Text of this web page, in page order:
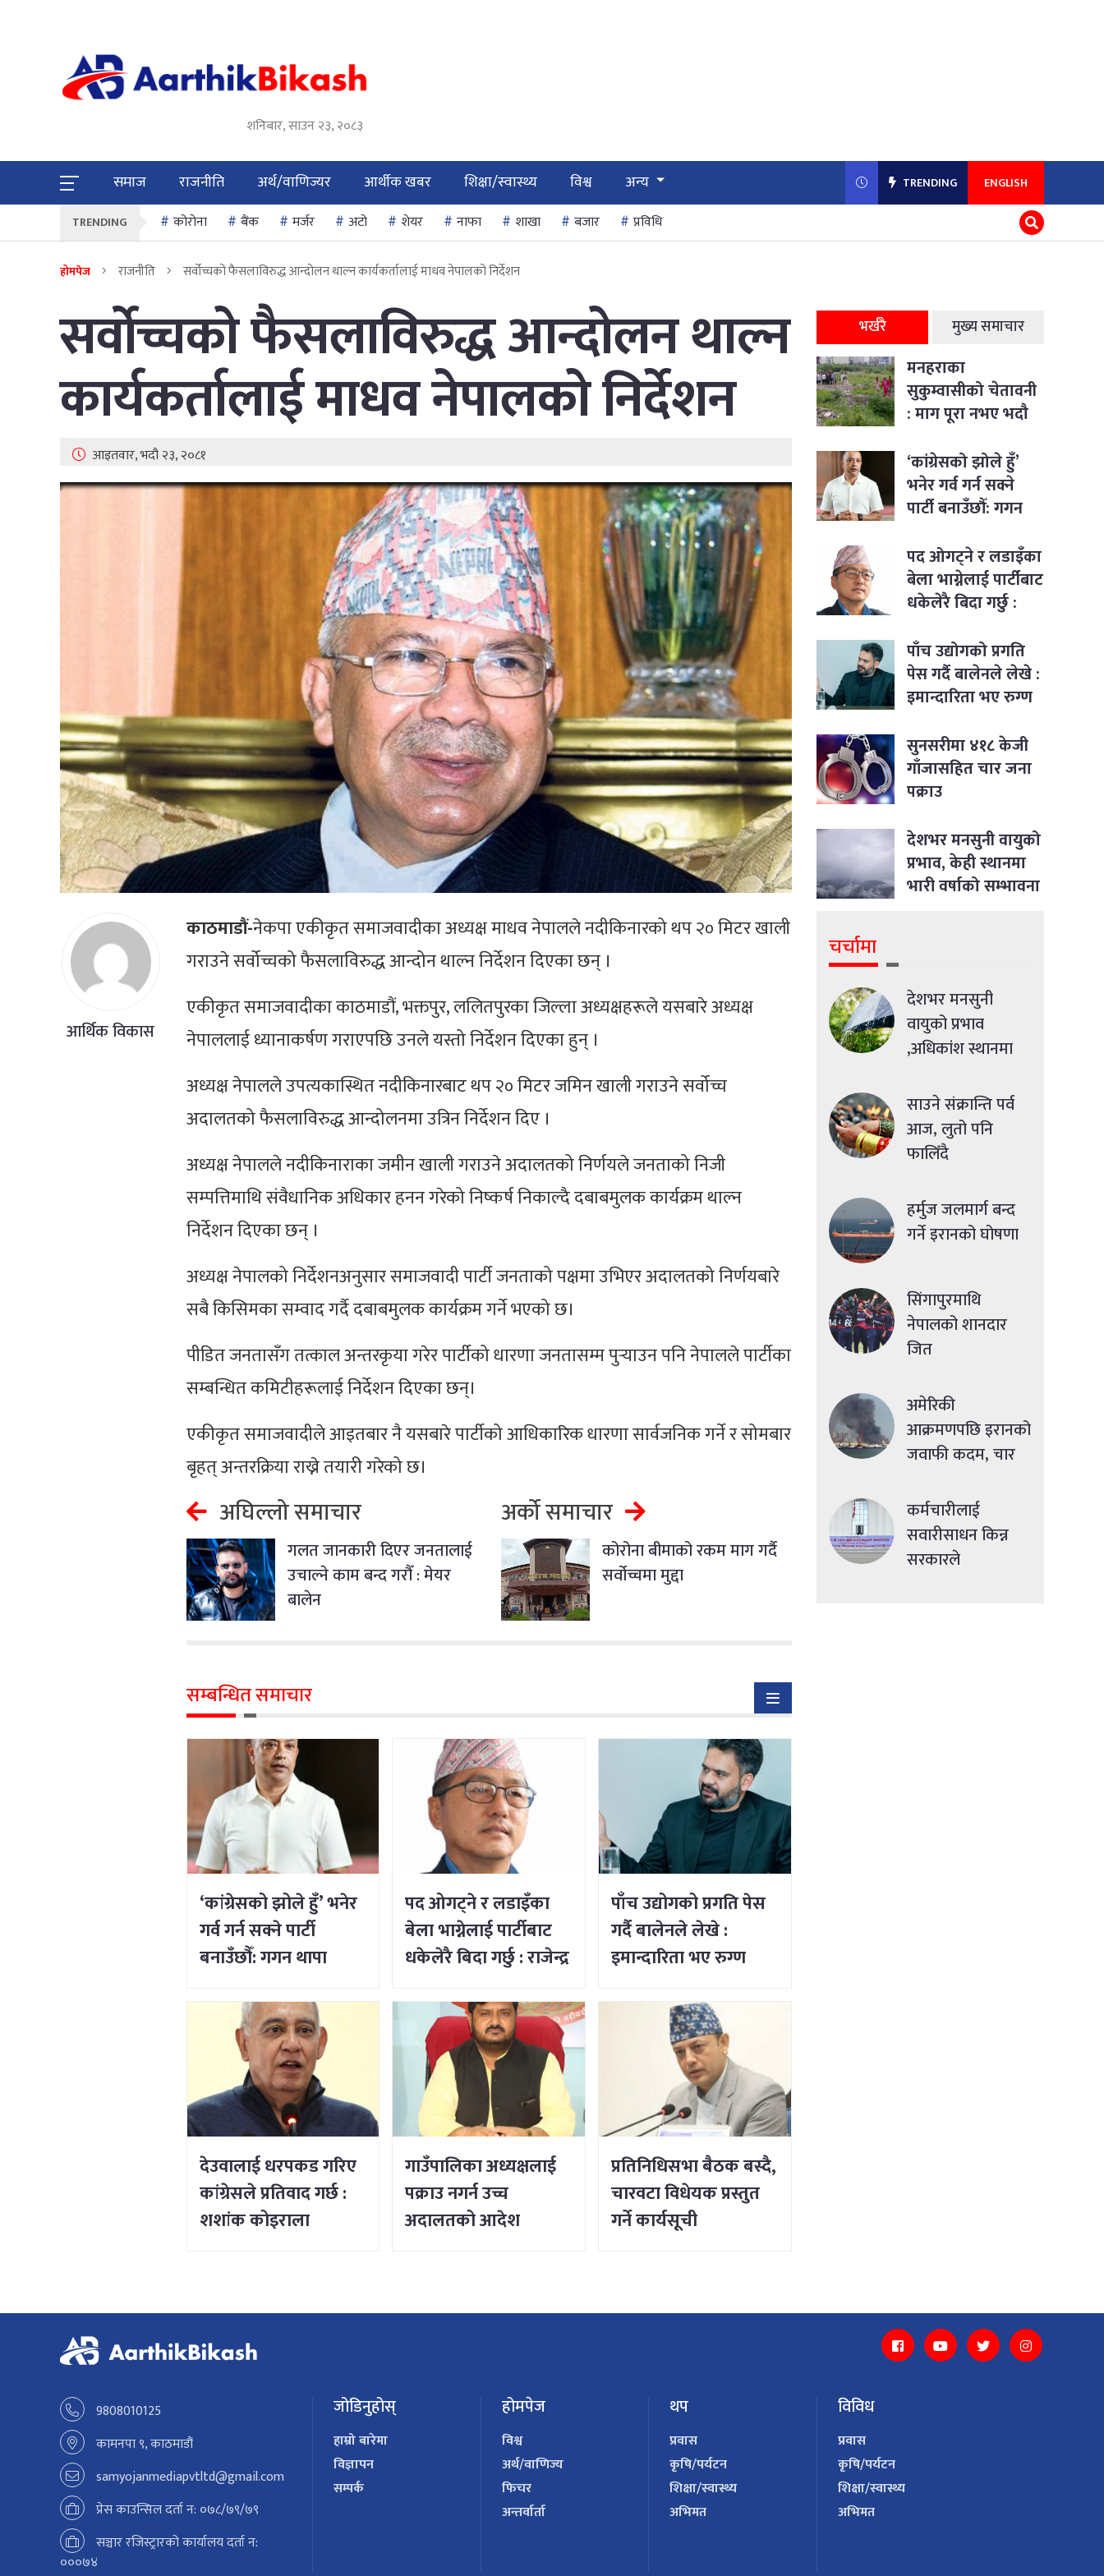
शनिबार, साउन २३, २०८३
समाज राजनीति अर्थ/वाणिज्यर आर्थीक खबर शिक्षा/स्वास्थ्य विश्व अन्य TRENDING ENGLISH
TRENDING कोरोना बैंक मर्जर अटो शेयर नाफा शाखा बजार प्रविधि
होमपेज राजनीति सर्वोच्चको फैसलाविरुद्ध आन्दोलन थाल्न कार्यकर्तालाई माधव नेपालको निर्देशन
सर्वोच्चको फैसलाविरुद्ध आन्दोलन थाल्न
कार्यकर्तालाई माधव नेपालको निर्देशन
आइतवार, भदौ २३, २०८१
आर्थिक विकास
काठमाडौं-नेकपा एकीकृत समाजवादीका अध्यक्ष माधव नेपालले नदीकिनारको थप २० मिटर खाली
गराउने सर्वोच्चको फैसलाविरुद्ध आन्दोन थाल्न निर्देशन दिएका छन् ।
एकीकृत समाजवादीका काठमाडौं, भक्तपुर, ललितपुरका जिल्ला अध्यक्षहरूले यसबारे अध्यक्ष
नेपाललाई ध्यानाकर्षण गराएपछि उनले यस्तो निर्देशन दिएका हुन् ।
अध्यक्ष नेपालले उपत्यकास्थित नदीकिनारबाट थप २० मिटर जमिन खाली गराउने सर्वोच्च
अदालतको फैसलाविरुद्ध आन्दोलनमा उत्रिन निर्देशन दिए ।
अध्यक्ष नेपालले नदीकिनाराका जमीन खाली गराउने अदालतको निर्णयले जनताको निजी
सम्पत्तिमाथि संवैधानिक अधिकार हनन गरेको निष्कर्ष निकाल्दै दबाबमुलक कार्यक्रम थाल्न
निर्देशन दिएका छन् ।
अध्यक्ष नेपालको निर्देशनअनुसार समाजवादी पार्टी जनताको पक्षमा उभिएर अदालतको निर्णयबारे
सबै किसिमका सम्वाद गर्दै दबाबमुलक कार्यक्रम गर्ने भएको छ।
पीडित जनतासँग तत्काल अन्तरकृया गरेर पार्टीको धारणा जनतासम्म पुर्‍याउन पनि नेपालले पार्टीका
सम्बन्धित कमिटीहरूलाई निर्देशन दिएका छन्।
एकीकृत समाजवादीले आइतबार नै यसबारे पार्टीको आधिकारिक धारणा सार्वजनिक गर्ने र सोमबार
बृहत् अन्तरक्रिया राख्ने तयारी गरेको छ।
अघिल्लो समाचार
गलत जानकारी दिएर जनतालाई
उचाल्ने काम बन्द गरौँ : मेयर
बालेन
अर्को समाचार
कोरोना बीमाको रकम माग गर्दै
सर्वोच्चमा मुद्दा
सम्बन्धित समाचार
‘कांग्रेसको झोले हुँ’ भनेर
गर्व गर्न सक्ने पार्टी
बनाउँछौँ: गगन थापा
पद ओगट्ने र लडाइँका
बेला भाग्नेलाई पार्टीबाट
धकेलेरै बिदा गर्छु : राजेन्द्र
पाँच उद्योगको प्रगति पेस
गर्दै बालेनले लेखे :
इमान्दारिता भए रुग्ण
भर्न सकिने रहेछ
देउवालाई धरपकड गरिए
कांग्रेसले प्रतिवाद गर्छ :
शशांक कोइराला
गाउँपालिका अध्यक्षलाई
पक्राउ नगर्न उच्च
अदालतको आदेश
प्रतिनिधिसभा बैठक बस्दै,
चारवटा विधेयक प्रस्तुत
गर्ने कार्यसूची
भर्खरै मुख्य समाचार
मनहराका
सुकुम्वासीको चेतावनी
: माग पूरा नभए भदौ
‘कांग्रेसको झोले हुँ’
भनेर गर्व गर्न सक्ने
पार्टी बनाउँछौँ: गगन
पद ओगट्ने र लडाइँका
बेला भाग्नेलाई पार्टीबाट
धकेलेरै बिदा गर्छु :
पाँच उद्योगको प्रगति
पेस गर्दै बालेनले लेखे :
इमान्दारिता भए रुग्ण
जीवन भर्न सकिने रहेछ
सुनसरीमा ४१८ केजी
गाँजासहित चार जना
पक्राउ
देशभर मनसुनी वायुको
प्रभाव, केही स्थानमा
भारी वर्षाको सम्भावना
चर्चामा
देशभर मनसुनी
वायुको प्रभाव
,अधिकांश स्थानमा
साउने संक्रान्ति पर्व
आज, लुतो पनि
फालिँदै
हर्मुज जलमार्ग बन्द
गर्ने इरानको घोषणा
सिंगापुरमाथि
नेपालको शानदार
जित
अमेरिकी
आक्रमणपछि इरानको
जवाफी कदम, चार
कर्मचारीलाई
सवारीसाधन किन्न
सरकारले
9808010125
कामनपा ९, काठमाडौं
samyojanmediapvtltd@gmail.com
प्रेस काउन्सिल दर्ता न: ०७८/७९/७९
सञ्चार रजिस्ट्रारको कार्यालय दर्ता न:
०००७४
जोडिनुहोस्
हाम्रो बारेमा
विज्ञापन
सम्पर्क
होमपेज
विश्व
अर्थ/वाणिज्य
फिचर
अन्तर्वार्ता
थप
प्रवास
कृषि/पर्यटन
शिक्षा/स्वास्थ्य
अभिमत
विविध
प्रवास
कृषि/पर्यटन
शिक्षा/स्वास्थ्य
अभिमत